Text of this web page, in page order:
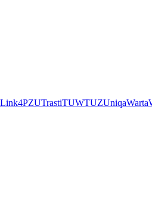
Link4PZUTrastiTUWTUZUniqaWarta